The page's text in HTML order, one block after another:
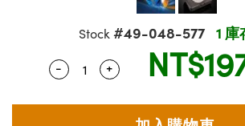
Sputtering) Coated Optics |
鍍）鍍膜光學元件
Elements (DOE) | 繞射光學
| 顯微鏡標靶
Stage Micrometers | 刻劃板或鏡
| 顯微鏡用結構件
and Optomechanics | 相
Optical Company
Stock #49-048-577 1 庫
Quantity Selector
- Use the plus and
+